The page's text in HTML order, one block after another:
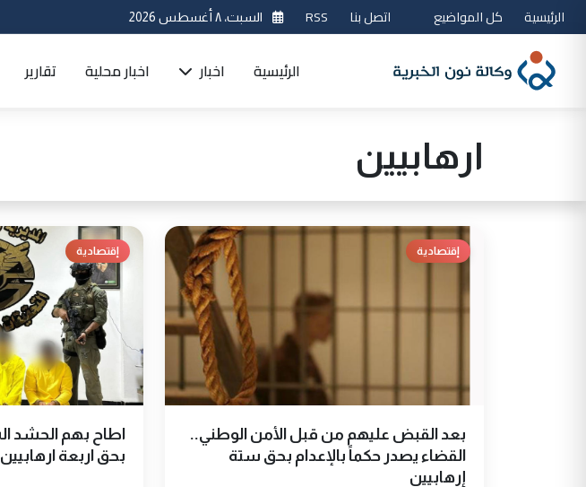
الرئيسية كل المواضيع اتصل بنا RSS السبت، ٨ أغسطس 2026
الرئيسية اخبار اخبار محلية تقارير
ارهابيين
إقتصادية
بعد القبض عليهم من قبل الأمن الوطني..
القضاء يصدر حكماً بالإعدام بحق ستة
إرهابيين
إقتصادية
بحق اربعة ارهابيين